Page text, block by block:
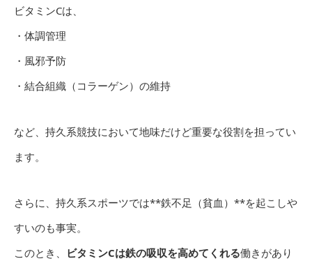
ビタミンCは、
・体調管理
・風邪予防
・結合組織（コラーゲン）の維持
など、持久系競技において地味だけど重要な役割を担ってい
ます。
さらに、持久系スポーツでは**鉄不足（貧血）**を起こしや
すいのも事実。
このとき、 ビタミンCは鉄の吸収を高めてくれる働きがあり